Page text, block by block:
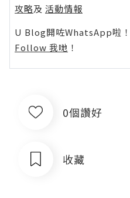
攻略及 活動情報
U Blog開咗WhatsApp啦
Follow 我哋 ！
0個讚好
收藏